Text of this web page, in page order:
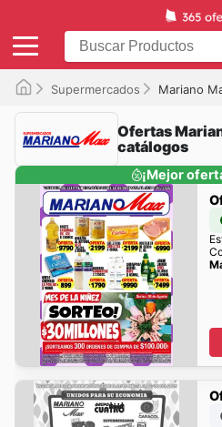
Supermercados Mariano
Ofertas
catálogos
¡Mejor